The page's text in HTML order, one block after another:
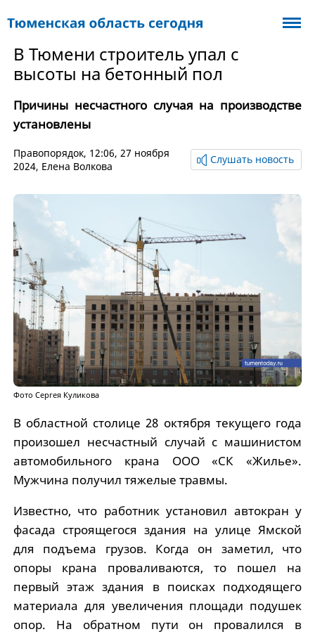
В Тюмени строитель упал с
высоты на бетонный пол
Причины несчастного случая на производстве
установлены
Правопорядок, 12:06, 27 ноября
2024, Елена Волкова
Слушать новость
Фото Сергея Куликова
В областной столице 28 октября текущего года
произошел несчастный случай с машинистом
автомобильного крана ООО «СК «Жилье».
Мужчина получил тяжелые травмы.
Известно, что работник установил автокран у
фасада строящегося здания на улице Ямской
для подъема грузов. Когда он заметил, что
опоры крана проваливаются, то пошел на
первый этаж здания в поисках подходящего
материала для увеличения площади подушек
опор. На обратном пути он провалился в